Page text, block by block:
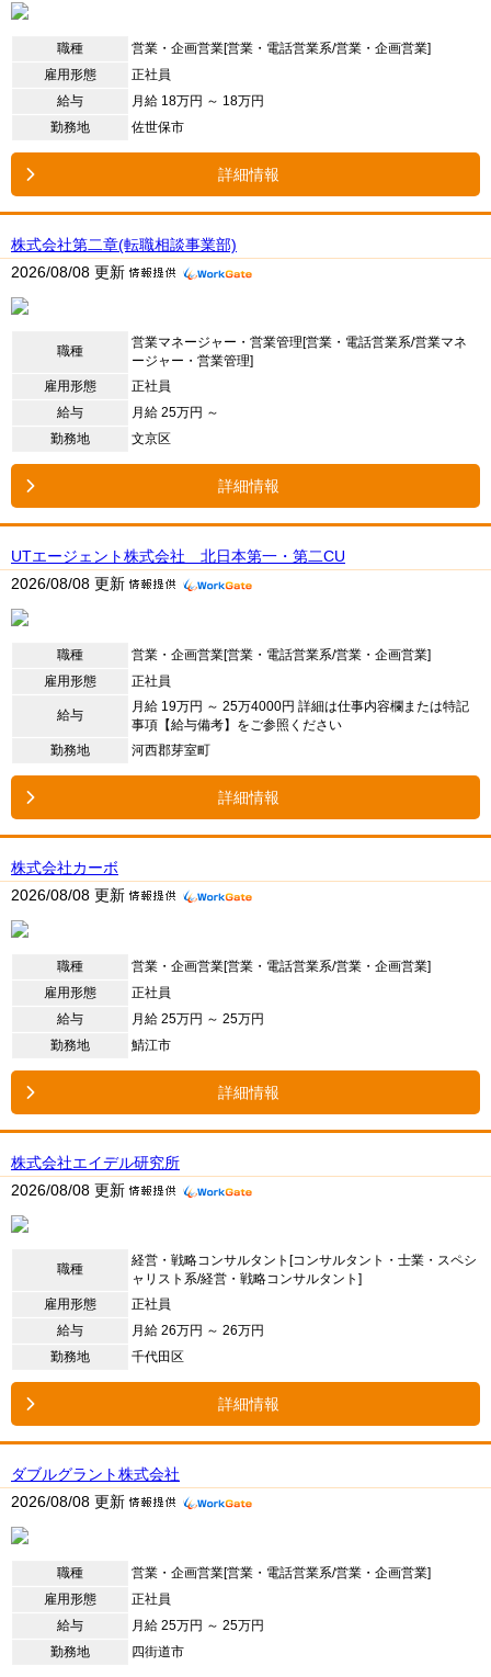
職種
営業・企画営業[営業・電話営業系/営業・企画営業]
雇用形態
正社員
給与
月給 18万円 ～ 18万円
勤務地
佐世保市
詳細情報
株式会社第二章(転職相談事業部)
2026/08/08 更新
職種
営業マネージャー・営業管理[営業・電話営業系/営業マネ
ージャー・営業管理]
雇用形態
正社員
給与
月給 25万円 ～
勤務地
文京区
詳細情報
UTエージェント株式会社 北日本第一・第二CU
2026/08/08 更新
職種
営業・企画営業[営業・電話営業系/営業・企画営業]
雇用形態
正社員
給与
月給 19万円 ～ 25万4000円 詳細は仕事内容欄または特記
事項【給与備考】をご参照ください
勤務地
河西郡芽室町
詳細情報
株式会社カーボ
2026/08/08 更新
職種
営業・企画営業[営業・電話営業系/営業・企画営業]
雇用形態
正社員
給与
月給 25万円 ～ 25万円
勤務地
鯖江市
詳細情報
株式会社エイデル研究所
2026/08/08 更新
職種
経営・戦略コンサルタント[コンサルタント・士業・スペシ
ャリスト系/経営・戦略コンサルタント]
雇用形態
正社員
給与
月給 26万円 ～ 26万円
勤務地
千代田区
詳細情報
ダブルグラント株式会社
2026/08/08 更新
職種
営業・企画営業[営業・電話営業系/営業・企画営業]
雇用形態
正社員
給与
月給 25万円 ～ 25万円
勤務地
四街道市